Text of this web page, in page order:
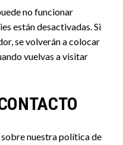
no funcionar
están desactivadas. Si
se volverán a colocar
vuelvas a visitar
nuestra política de